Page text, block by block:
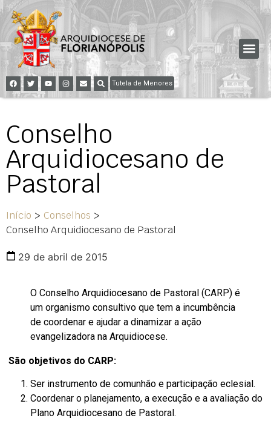
Tutela de Menores
Conselho
Arquidiocesano de
Pastoral
Início > Conselhos >
Conselho Arquidiocesano de Pastoral
29 de abril de 2015
O Conselho Arquidiocesano de Pastoral (CARP) é
um organismo consultivo que tem a incumbência
de coordenar e ajudar a dinamizar a ação
evangelizadora na Arquidiocese.
São objetivos do CARP:
Ser instrumento de comunhão e participação eclesial.
Coordenar o planejamento, a execução e a avaliação do
Plano Arquidiocesano de Pastoral.